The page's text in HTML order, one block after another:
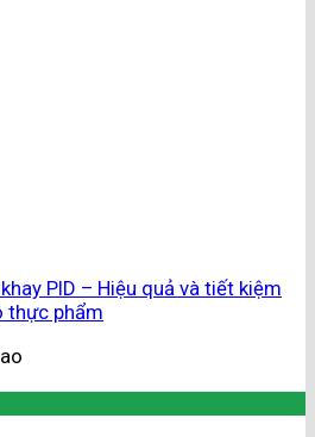
PID – Hiệu quả và tiết kiệm
thực phẩm